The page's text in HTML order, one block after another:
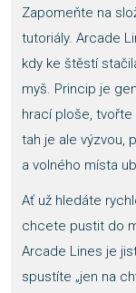
Zapomeňte na
tutoriály. Arcade
kdy ke štěstí
myš. Princip je
hrací ploše,
tah je ale výzvou,
a volného místa
Ať už hledáte
chcete pustit do
Arcade Lines je
spustíte „jen na